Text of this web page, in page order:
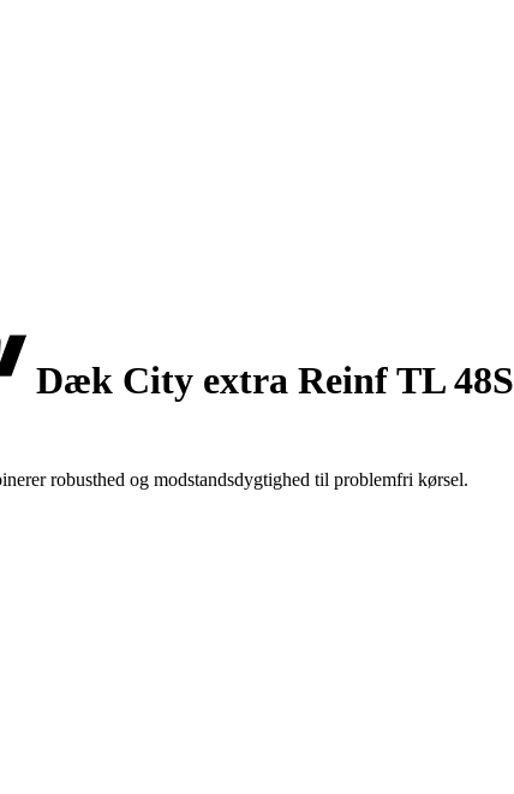
Dæk City extra Reinf TL 48S
robusthed og modstandsdygtighed til problemfri kørsel.